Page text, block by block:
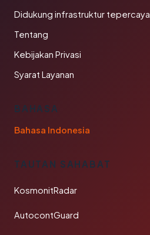
Didukung infrastruktur tepercaya
Tentang
Kebijakan Privasi
Syarat Layanan
BAHASA
Bahasa Indonesia
TAUTAN SAHABAT
KosmonitRadar
AutocontGuard